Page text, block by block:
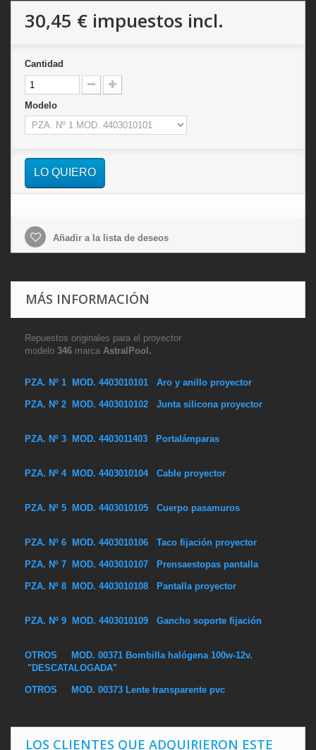
30,45 € impuestos incl.
Cantidad
Modelo
LO QUIERO
Añadir a la lista de deseos
MÁS INFORMACIÓN
Repuestos originales para el proyector
modelo 346 marca AstralPool.
PZA. Nº 1 MOD. 4403010101 Aro y anillo proyector
PZA. Nº 2 MOD. 4403010102 Junta silicona proyector
PZA. Nº 3 MOD. 4403011403 Portalámparas
PZA. Nº 4 MOD. 4403010104 Cable proyector
PZA. Nº 5 MOD. 4403010105 Cuerpo pasamuros
PZA. Nº 6 MOD. 4403010106 Taco fijación proyector
PZA. Nº 7 MOD. 4403010107 Prensaestopas pantalla
PZA. Nº 8 MOD. 4403010108 Pantalla proyector
PZA. Nº 9 MOD. 4403010109 Gancho soporte fijación
OTROS MOD. 00371 Bombilla halógena 100w-12v.
"DESCATALOGADA"
OTROS MOD. 00373 Lente transparente pvc
LOS CLIENTES QUE ADQUIRIERON ESTE